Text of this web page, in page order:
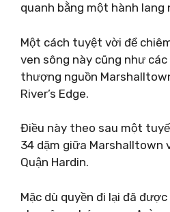
quanh bằng một hành lang
Một cách tuyệt vời để
ven sông này cũng như
thượng nguồn
River’s Edge.
Điều này theo sau một
34 dặm giữa Marshalltown
Quận Hardin.
Mặc dù quyền đi lại đã